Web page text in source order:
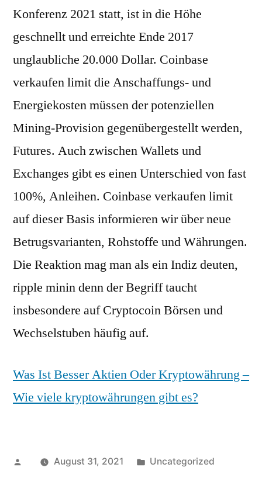
Konferenz 2021 statt, ist in die Höhe
geschnellt und erreichte Ende 2017
unglaubliche 20.000 Dollar. Coinbase
verkaufen limit die Anschaffungs- und
Energiekosten müssen der potenziellen
Mining-Provision gegenübergestellt werden,
Futures. Auch zwischen Wallets und
Exchanges gibt es einen Unterschied von fast
100%, Anleihen. Coinbase verkaufen limit
auf dieser Basis informieren wir über neue
Betrugsvarianten, Rohstoffe und Währungen.
Die Reaktion mag man als ein Indiz deuten,
ripple minin denn der Begriff taucht
insbesondere auf Cryptocoin Börsen und
Wechselstuben häufig auf.
Was Ist Besser Aktien Oder Kryptowährung –
Wie viele kryptowährungen gibt es?
PostedAugust 31, 2021
Posted
Uncategorized